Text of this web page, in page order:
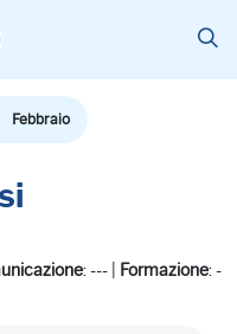
Febbraio
: --- | Formazione: -